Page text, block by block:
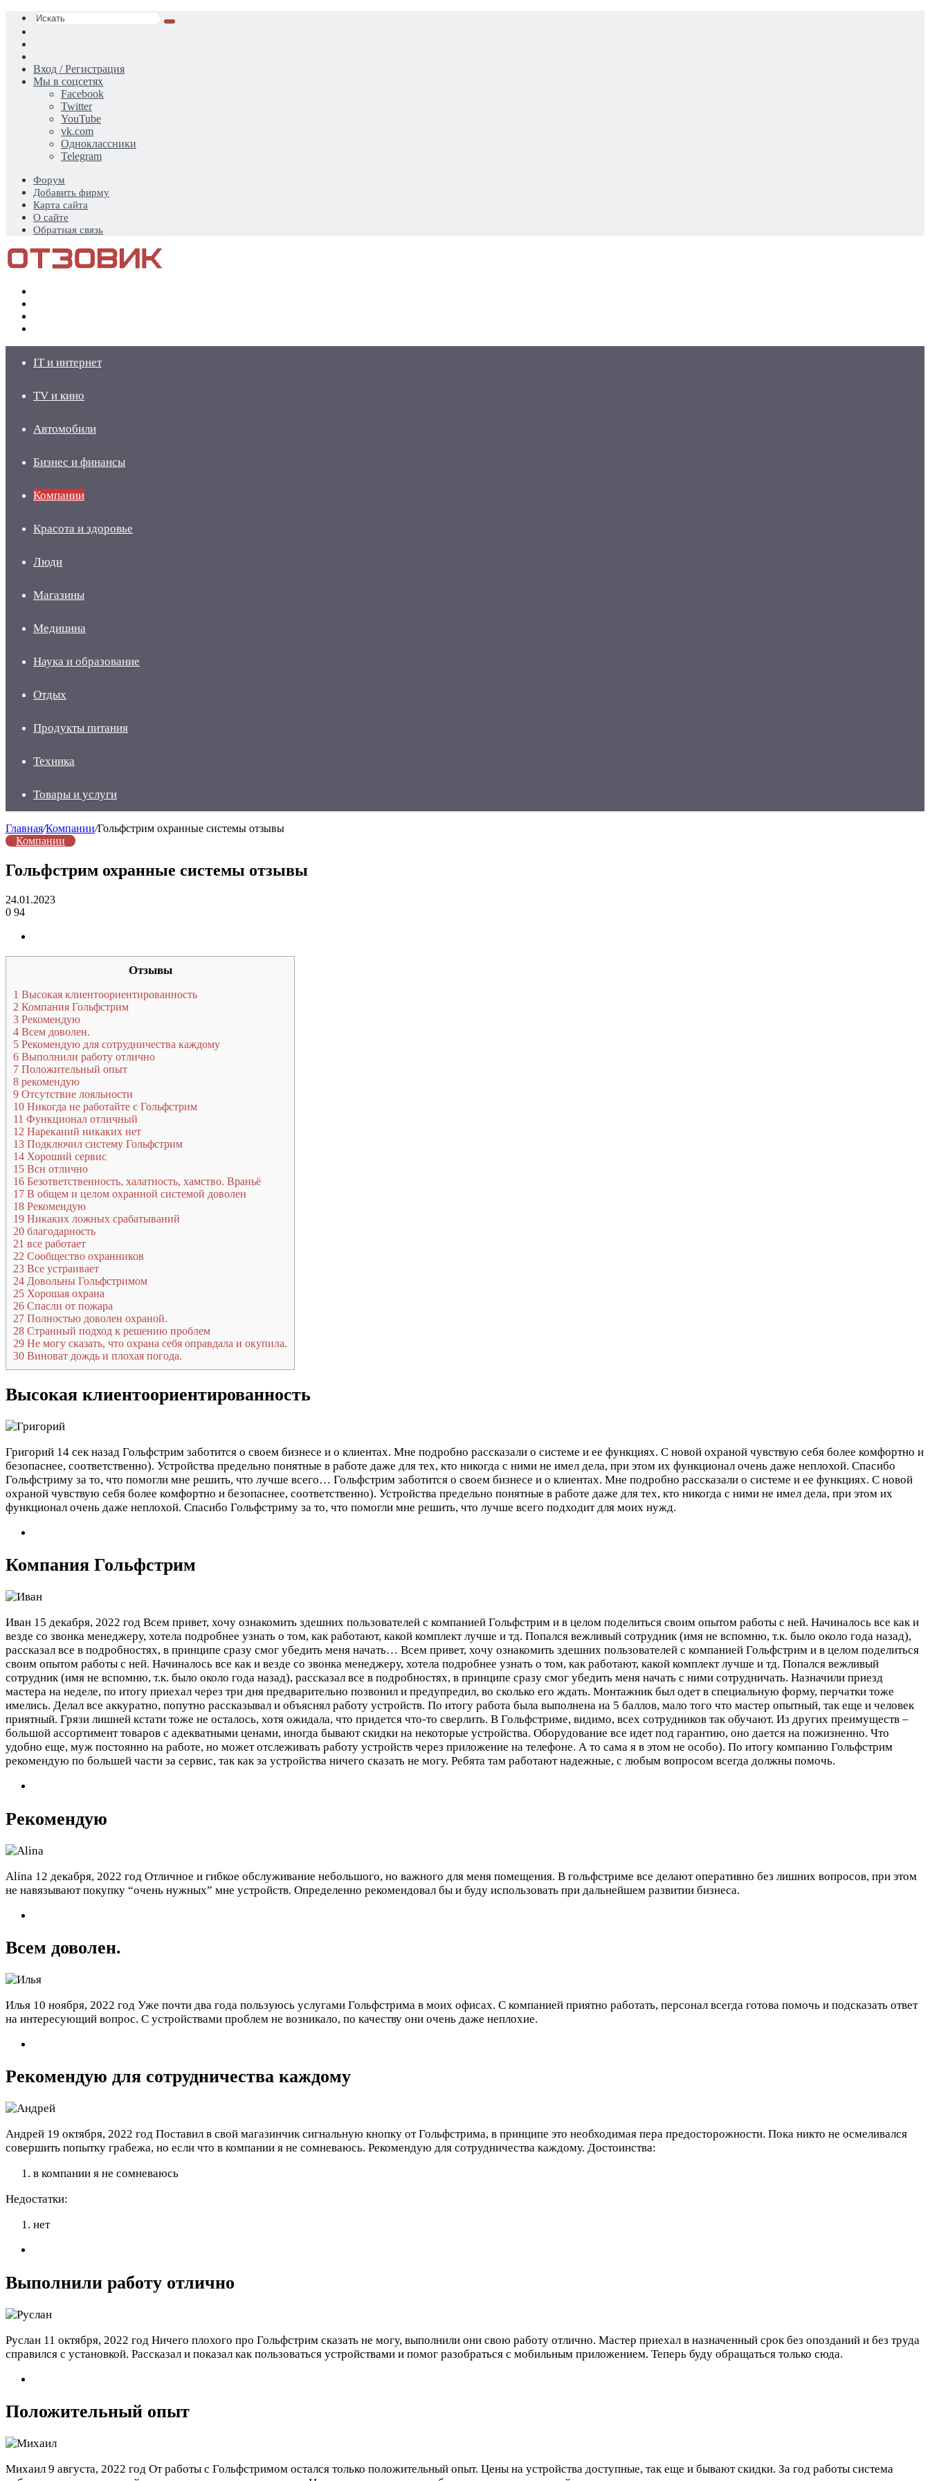
Искать
статья
Вход / Регистрация
Мы в соцсетях
Facebook
Twitter
YouTube
vk.com
Одноклассники
Telegram
Форум
Добавить фирму
Карта сайта
О сайте
Обратная связь
IT и интернет
TV и кино
Автомобили
Бизнес и финансы
Компании
Красота и здоровье
Люди
Магазины
Медицина
Наука и образование
Отдых
Продукты питания
Техника
Товары и услуги
Главная/Компании/Гольфстрим охранные системы отзывы
Компании
Гольфстрим охранные системы отзывы
24.01.2023
0 94
Отзывы
1 Высокая клиентоориентированность
2 Компания Гольфстрим
3 Рекомендую
4 Всем доволен.
5 Рекомендую для сотрудничества каждому
6 Выполнили работу отлично
7 Положительный опыт
8 рекомендую
9 Отсутствие лояльности
10 Никогда не работайте с Гольфстрим
11 Функционал отличный
12 Нареканий никаких нет
13 Подключил систему Гольфстрим
14 Хороший сервис
15 Всн отлично
16 Безответственность, халатность, хамство. Враньё
17 В общем и целом охранной системой доволен
18 Рекомендую
19 Никаких ложных срабатываний
20 благодарность
21 все работает
22 Сообщество охранников
23 Все устраивает
24 Довольны Гольфстримом
25 Хорошая охрана
26 Спасли от пожара
27 Полностью доволен охраной.
28 Странный подход к решению проблем
29 Не могу сказать, что охрана себя оправдала и окупила.
30 Виноват дождь и плохая погода.
Высокая клиентоориентированность
Григорий 14 сек назад Гольфстрим заботится о своем бизнесе и о клиентах. Мне подробно рассказали о системе и ее функциях. С новой охраной чувствую себя более комфортно и
безопаснее, соответственно). Устройства предельно понятные в работе даже для тех, кто никогда с ними не имел дела, при этом их функционал очень даже неплохой. Спасибо
Гольфстриму за то, что помогли мне решить, что лучше всего… Гольфстрим заботится о своем бизнесе и о клиентах. Мне подробно рассказали о системе и ее функциях. С новой
охраной чувствую себя более комфортно и безопаснее, соответственно). Устройства предельно понятные в работе даже для тех, кто никогда с ними не имел дела, при этом их
функционал очень даже неплохой. Спасибо Гольфстриму за то, что помогли мне решить, что лучше всего подходит для моих нужд.
Компания Гольфстрим
Иван 15 декабря, 2022 год Всем привет, хочу ознакомить здешних пользователей с компанией Гольфстрим и в целом поделиться своим опытом работы с ней. Начиналось все как и
везде со звонка менеджеру, хотела подробнее узнать о том, как работают, какой комплект лучше и тд. Попался вежливый сотрудник (имя не вспомню, т.к. было около года назад),
рассказал все в подробностях, в принципе сразу смог убедить меня начать… Всем привет, хочу ознакомить здешних пользователей с компанией Гольфстрим и в целом поделиться
своим опытом работы с ней. Начиналось все как и везде со звонка менеджеру, хотела подробнее узнать о том, как работают, какой комплект лучше и тд. Попался вежливый
сотрудник (имя не вспомню, т.к. было около года назад), рассказал все в подробностях, в принципе сразу смог убедить меня начать с ними сотрудничать. Назначили приезд
мастера на неделе, по итогу приехал через три дня предварительно позвонил и предупредил, во сколько его ждать. Монтажник был одет в специальную форму, перчатки тоже
имелись. Делал все аккуратно, попутно рассказывал и объяснял работу устройств. По итогу работа была выполнена на 5 баллов, мало того что мастер опытный, так еще и человек
приятный. Грязи лишней кстати тоже не осталось, хотя ожидала, что придется что-то сверлить. В Гольфстриме, видимо, всех сотрудников так обучают. Из других преимуществ –
большой ассортимент товаров с адекватными ценами, иногда бывают скидки на некоторые устройства. Оборудование все идет под гарантию, оно дается на пожизненно. Что
удобно еще, муж постоянно на работе, но может отслеживать работу устройств через приложение на телефоне. А то сама я в этом не особо). По итогу компанию Гольфстрим
рекомендую по большей части за сервис, так как за устройства ничего сказать не могу. Ребята там работают надежные, с любым вопросом всегда должны помочь.
Рекомендую
Alina 12 декабря, 2022 год Отличное и гибкое обслуживание небольшого, но важного для меня помещения. В гольфстриме все делают оперативно без лишних вопросов, при этом
не навязывают покупку “очень нужных” мне устройств. Определенно рекомендовал бы и буду использовать при дальнейшем развитии бизнеса.
Всем доволен.
Илья 10 ноября, 2022 год Уже почти два года пользуюсь услугами Гольфстрима в моих офисах. С компанией приятно работать, персонал всегда готова помочь и подсказать ответ
на интересующий вопрос. С устройствами проблем не возникало, по качеству они очень даже неплохие.
Рекомендую для сотрудничества каждому
Андрей 19 октября, 2022 год Поставил в свой магазинчик сигнальную кнопку от Гольфстрима, в принципе это необходимая пера предосторожности. Пока никто не осмеливался
совершить попытку грабежа, но если что в компании я не сомневаюсь. Рекомендую для сотрудничества каждому. Достоинства:
в компании я не сомневаюсь
Недостатки:
нет
Выполнили работу отлично
Руслан 11 октября, 2022 год Ничего плохого про Гольфстрим сказать не могу, выполнили они свою работу отлично. Мастер приехал в назначенный срок без опозданий и без труда
справился с установкой. Рассказал и показал как пользоваться устройствами и помог разобраться с мобильным приложением. Теперь буду обращаться только сюда.
Положительный опыт
Михаил 9 августа, 2022 год От работы с Гольфстримом остался только положительный опыт. Цены на устройства доступные, так еще и бывают скидки. За год работы система